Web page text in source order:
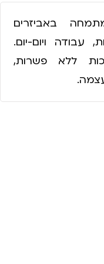
באביזרים
עבודה ויום-יום.
ללא פשרות,